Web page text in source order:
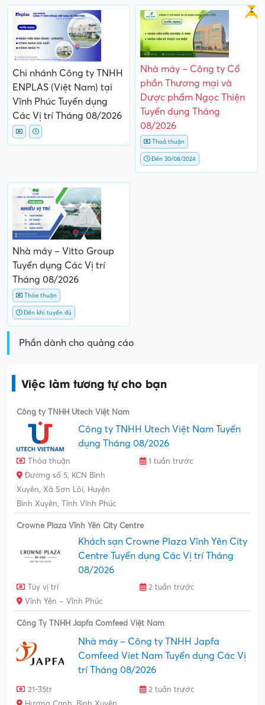
Chi nhánh Công ty TNHH
ENPLAS (Việt Nam) tại
Vĩnh Phúc Tuyển dụng
Các Vị trí Tháng 08/2026
Gấp
Nhà máy – Công ty Cổ
phần Thương mại và
Dược phẩm Ngọc Thiện
Tuyển dụng Tháng
08/2026
Thoả thuận
Đến 30/08/2024
Nhà máy – Vitto Group
Tuyển dụng Các Vị trí
Tháng 08/2026
Thỏa thuận
Đến khi tuyển đủ
Phần dành cho quảng cáo
Việc làm tương tự cho bạn
Công ty TNHH Utech Việt Nam
Công ty TNHH Utech Việt Nam Tuyển
dụng Tháng 08/2026
Thỏa thuận
1 tuần trước
Đường số 5, KCN Bình
Xuyên, Xã Sơn Lôi, Huyện
Bình Xuyên, Tỉnh Vĩnh Phúc
Crowne Plaza Vĩnh Yên City Centre
Khách sạn Crowne Plaza Vĩnh Yên City
Centre Tuyển dụng Các Vị trí Tháng
08/2026
Tùy vị trí
2 tuần trước
Vĩnh Yên – Vĩnh Phúc
Công Ty TNHH Japfa Comfeed Việt Nam
Nhà máy – Công ty TNHH Japfa
Comfeed Viet Nam Tuyển dụng Các Vị
trí Tháng 08/2026
21-35tr
2 tuần trước